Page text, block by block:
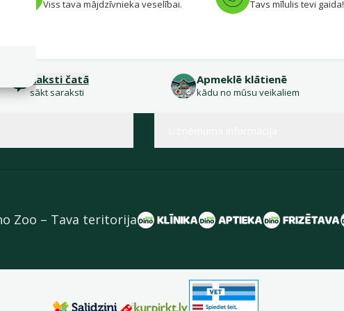
Viss tava mājdzīvnieka veselībai. Tavs mīlulis tevi gaida!
Raksti čatā
sākt saraksti
Apmeklē klātienē
kādu no mūsu veikaliem
Zoo – Tava teritorija